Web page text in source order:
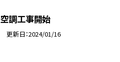
調工事開始
更新日 2024/01/16